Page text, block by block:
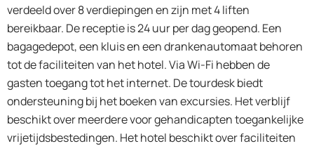
verdeeld over 8 verdiepingen en zijn met 4 liften
bereikbaar. De receptie is 24 uur per dag geopend. Een
bagagedepot, een kluis en een drankenautomaat behoren
tot de faciliteiten van het hotel. Via Wi-Fi hebben de
gasten toegang tot het internet. De tourdesk biedt
ondersteuning bij het boeken van excursies. Het verblijf
beschikt over meerdere voor gehandicapten toegankelijke
vrijetijdsbestedingen. Het hotel beschikt over faciliteiten